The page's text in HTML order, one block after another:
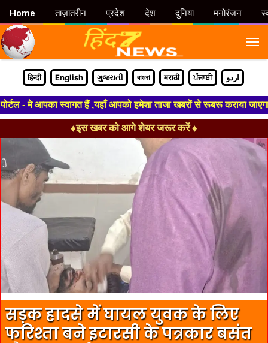
हिन्दी English ગુજરાતી বাংলা मराठी ਪੰਜਾਬੀ اردو
मे आपका स्वागत हैं ,यहाँ आपको हमेशा ताजा खबरों से रूबरू कराया जाएगा
♦इस खबर को आगे शेयर जरूर करें ♦
सड़क हादसे में घायल युवक के लिए
फरिश्ता बने इटारसी के पत्रकार बसंत
Home ताज़ातरीन प्रदेश देश दुनिया मनोरंजन